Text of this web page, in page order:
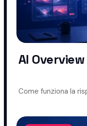
AI Overview
Come funziona la